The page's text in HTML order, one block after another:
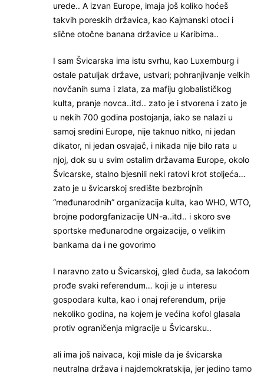
urede.. A izvan Europe, imaja još koliko hoćeš
takvih poreskih državica, kao Kajmanski otoci i
slične otočne banana državice u Karibima..
I sam Švicarska ima istu svrhu, kao Luxemburg i
ostale patuljak države, ustvari; pohranjivanje velkih
novčanih suma i zlata, za mafiju globalističkog
kulta, pranje novca..itd.. zato je i stvorena i zato je
u nekih 700 godina postojanja, iako se nalazi u
samoj sredini Europe, nije taknuo nitko, ni jedan
dikator, ni jedan osvajač, i nikada nije bilo rata u
njoj, dok su u svim ostalim državama Europe, okolo
Švicarske, stalno bjesnili neki ratovi krot stoljeća…
zato je u švicarskoj središte bezbrojnih
“međunarodnih” organizacija kulta, kao WHO, WTO,
brojne podorgfanizacije UN-a..itd.. i skoro sve
sportske međunarodne orgaizacije, o velikim
bankama da i ne govorimo
I naravno zato u Švicarskoj, gled čuda, sa lakoćom
prođe svaki referendum… koji je u interesu
gospodara kulta, kao i onaj referendum, prije
nekoliko godina, na kojem je većina kofol glasala
protiv ograničenja migracije u Švicarsku..
ali ima još naivaca, koji misle da je švicarska
neutralna država i najdemokratskija, jer jedino tamo